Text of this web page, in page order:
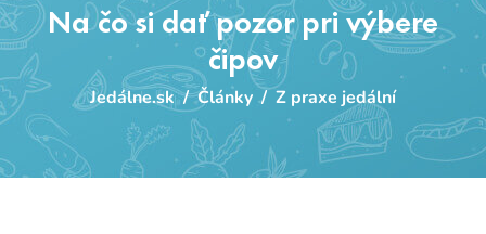
Na čo si dať pozor pri výbere
čipov
Jedálne.sk / Články / Z praxe jedální